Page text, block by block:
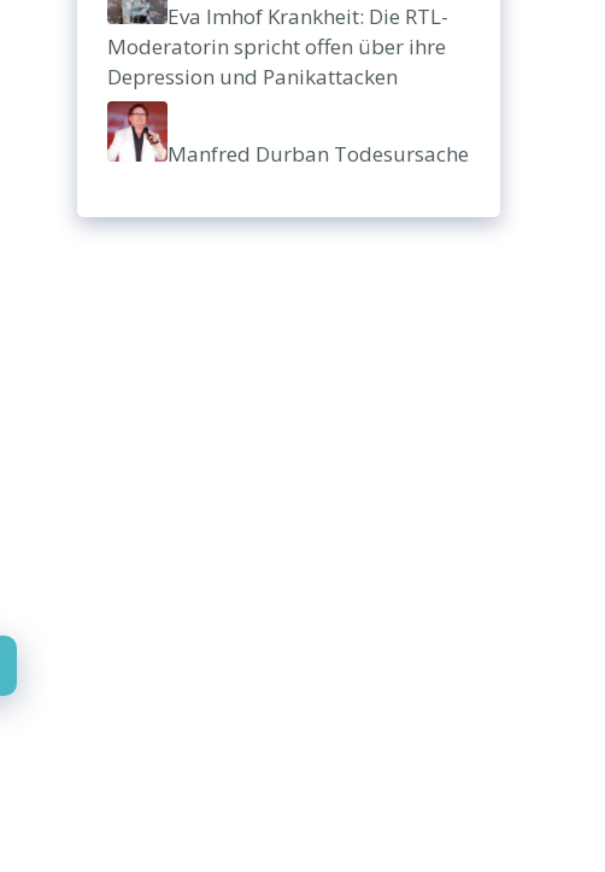
Eva Imhof Krankheit: Die RTL-
Moderatorin spricht offen über ihre
Depression und Panikattacken
Manfred Durban Todesursache